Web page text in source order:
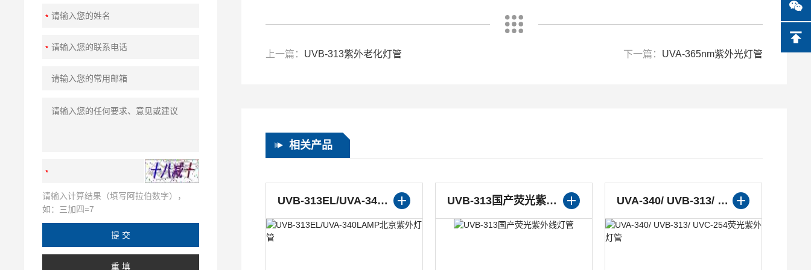
上一篇： UVB-313紫外老化灯管 下一篇： UVA-365nm紫外光灯管
相关产品
UVB-313EL/UVA-340LAMP北京紫外灯管 UVB-313国产荧光紫外线灯管 UVA-340/ UVB-313/ UVC-254荧光紫外灯管
请输入计算结果（填写阿拉伯数字），
如：三加四=7